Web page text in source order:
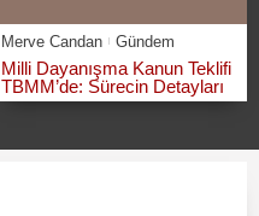
Merve Candan Gündem
Milli Dayanışma Kanun Teklifi
TBMM’de: Sürecin Detayları